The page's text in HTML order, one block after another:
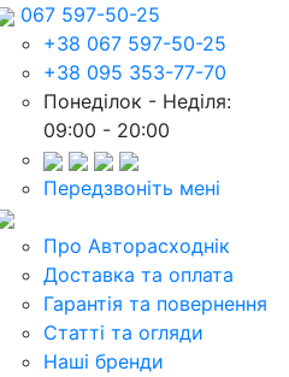
067 597-50-25
+38 067 597-50-25
+38 095 353-77-70
Понеділок - Неділя:
09:00 - 20:00
Передзвоніть мені
Про Авторасходнік
Доставка та оплата
Гарантія та повернення
Статті та огляди
Наші бренди